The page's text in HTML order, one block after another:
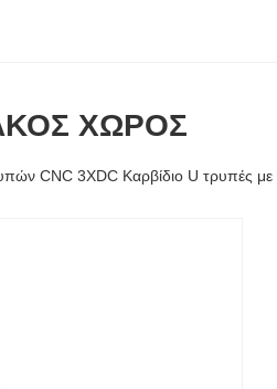
ΧΏΡΟΣ
CNC 3XDC Καρβίδιο U τρυπές